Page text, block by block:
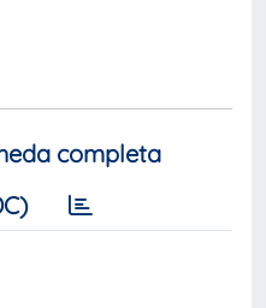
completa